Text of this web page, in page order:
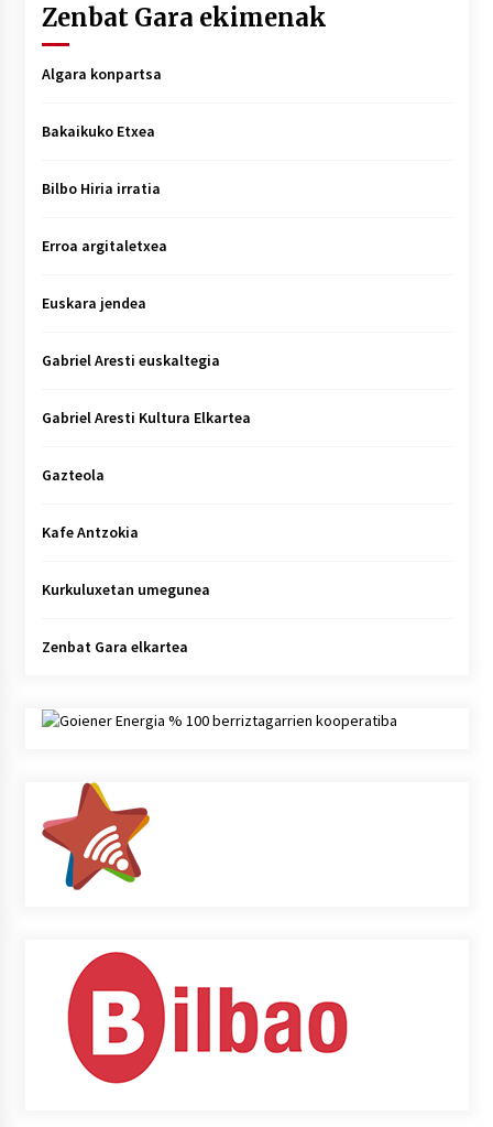
Zenbat Gara ekimenak
Algara konpartsa
Bakaikuko Etxea
Bilbo Hiria irratia
Erroa argitaletxea
Euskara jendea
Gabriel Aresti euskaltegia
Gabriel Aresti Kultura Elkartea
Gazteola
Kafe Antzokia
Kurkuluxetan umegunea
Zenbat Gara elkartea